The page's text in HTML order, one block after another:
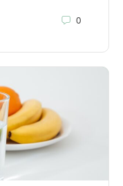
0